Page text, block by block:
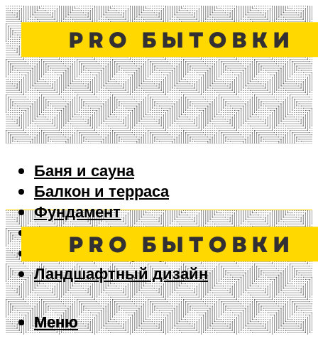
Баня и сауна
Балкон и терраса
Фундамент
Ворота и забор
Дизайн интерьера
Ландшафтный дизайн
Меню
Меню